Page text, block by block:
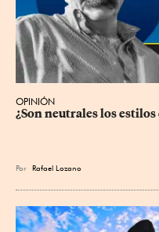
OPINIÓN
¿Son neutrales los estilos
Por Rafael Lozano